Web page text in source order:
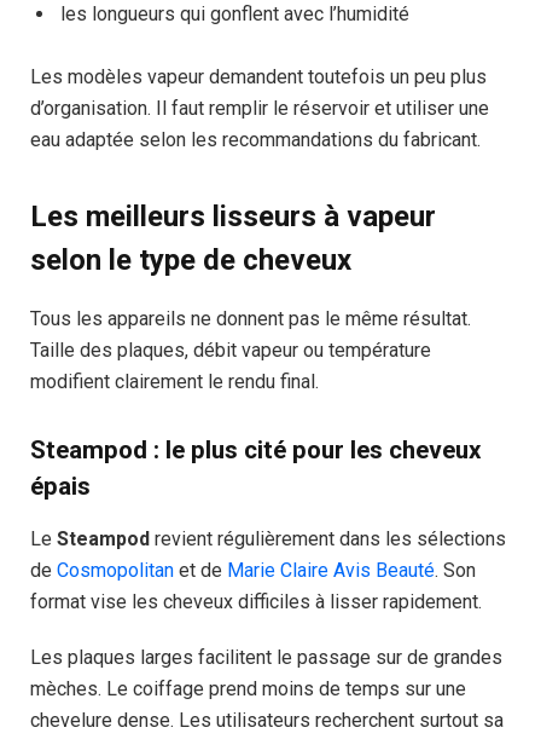
les longueurs qui gonflent avec l’humidité
Les modèles vapeur demandent toutefois un peu plus
d’organisation. Il faut remplir le réservoir et utiliser une
eau adaptée selon les recommandations du fabricant.
Les meilleurs lisseurs à vapeur
selon le type de cheveux
Tous les appareils ne donnent pas le même résultat.
Taille des plaques, débit vapeur ou température
modifient clairement le rendu final.
Steampod : le plus cité pour les cheveux
épais
Le Steampod revient régulièrement dans les sélections
de Cosmopolitan et de Marie Claire Avis Beauté. Son
format vise les cheveux difficiles à lisser rapidement.
Les plaques larges facilitent le passage sur de grandes
mèches. Le coiffage prend moins de temps sur une
chevelure dense. Les utilisateurs recherchent surtout sa